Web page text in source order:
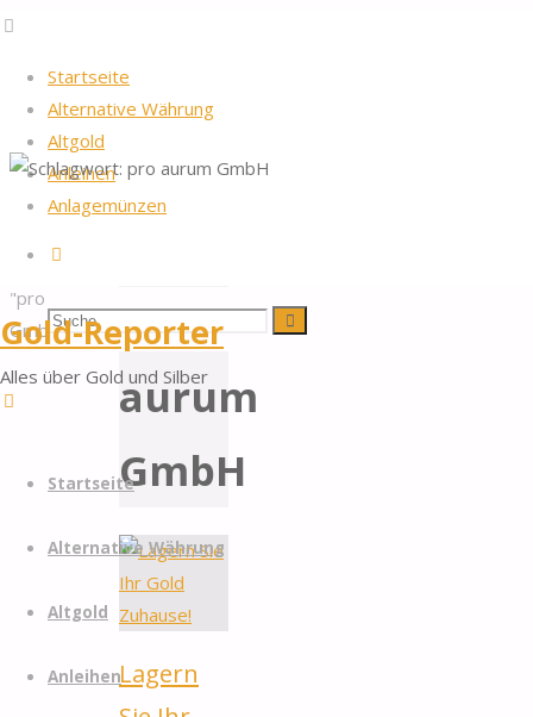
Startseite
Alternative Währung
Altgold
Anleihen
Anlagemünzen
Suchen
nach:
Suche
Gold-Reporter
Alles über Gold und Silber
Startseite
Alternative Währung
Altgold
Anleihen
Startseite
verschlagwortet
"pro aurum
GmbH"
pro
aurum
GmbH
Lagern